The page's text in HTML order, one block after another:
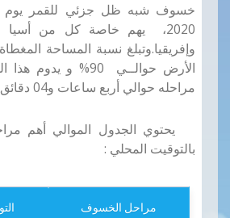
خسوف شبه ظل جزئي للقمر يوم
2020، يهم خاصة كل من أسيا
وإفريقيا.وتبلغ نسبة المساحة
الأرض حوالــي 90
%و يدوم هذا
مراحله حوالي أربع ساعات و04 دقائق.
يحتوي الجدول الموالي أهم
بالتوقيت المحلي :
مراحل الخسوف